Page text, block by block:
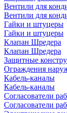
Вентили для
Вентили для
Гайки и штуцеры
Гайки и штуцеры
Клапан Шредера
Клапан Шредера
Защитные
Ограждения
Кабель-каналы
Кабель-каналы
Согласователи
Согласователи